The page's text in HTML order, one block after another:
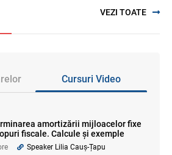
VEZI TOATE
Cursuri Video
amortizării mijloacelor fixe
fiscale. Calcule și exemple
Speaker Lilia Cauș-Țapu